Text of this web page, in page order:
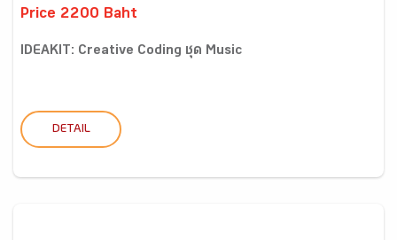
Price 2200 Baht
IDEAKIT: Creative Coding ชุด Music
DETAIL